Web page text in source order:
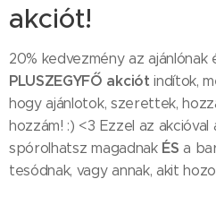
akciót!
20% kedvezmény az ajánlónak
PLUSZEGYFŐ akciót indítok,
hogy ajánlotok, szerettek,
hozzám! :) <3 Ezzel az
spórolhatsz magadnak ÉS a
tesódnak, vagy annak, akit